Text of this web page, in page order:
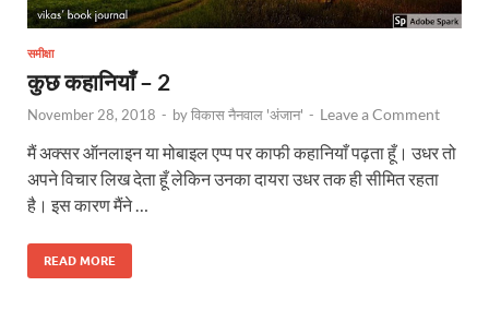
समीक्षा
कुछ कहानियाँ – 2
November 28, 2018 - byविकास नैनवाल 'अंजान' - Leave a Comment
मैं अक्सर ऑनलाइन या मोबाइल एप्प पर काफी कहानियाँ पढ़ता हूँ। उधर तो
अपने विचार लिख देता हूँ लेकिन उनका दायरा उधर तक ही सीमित रहता
है। इस कारण मैंने …
READ MORE